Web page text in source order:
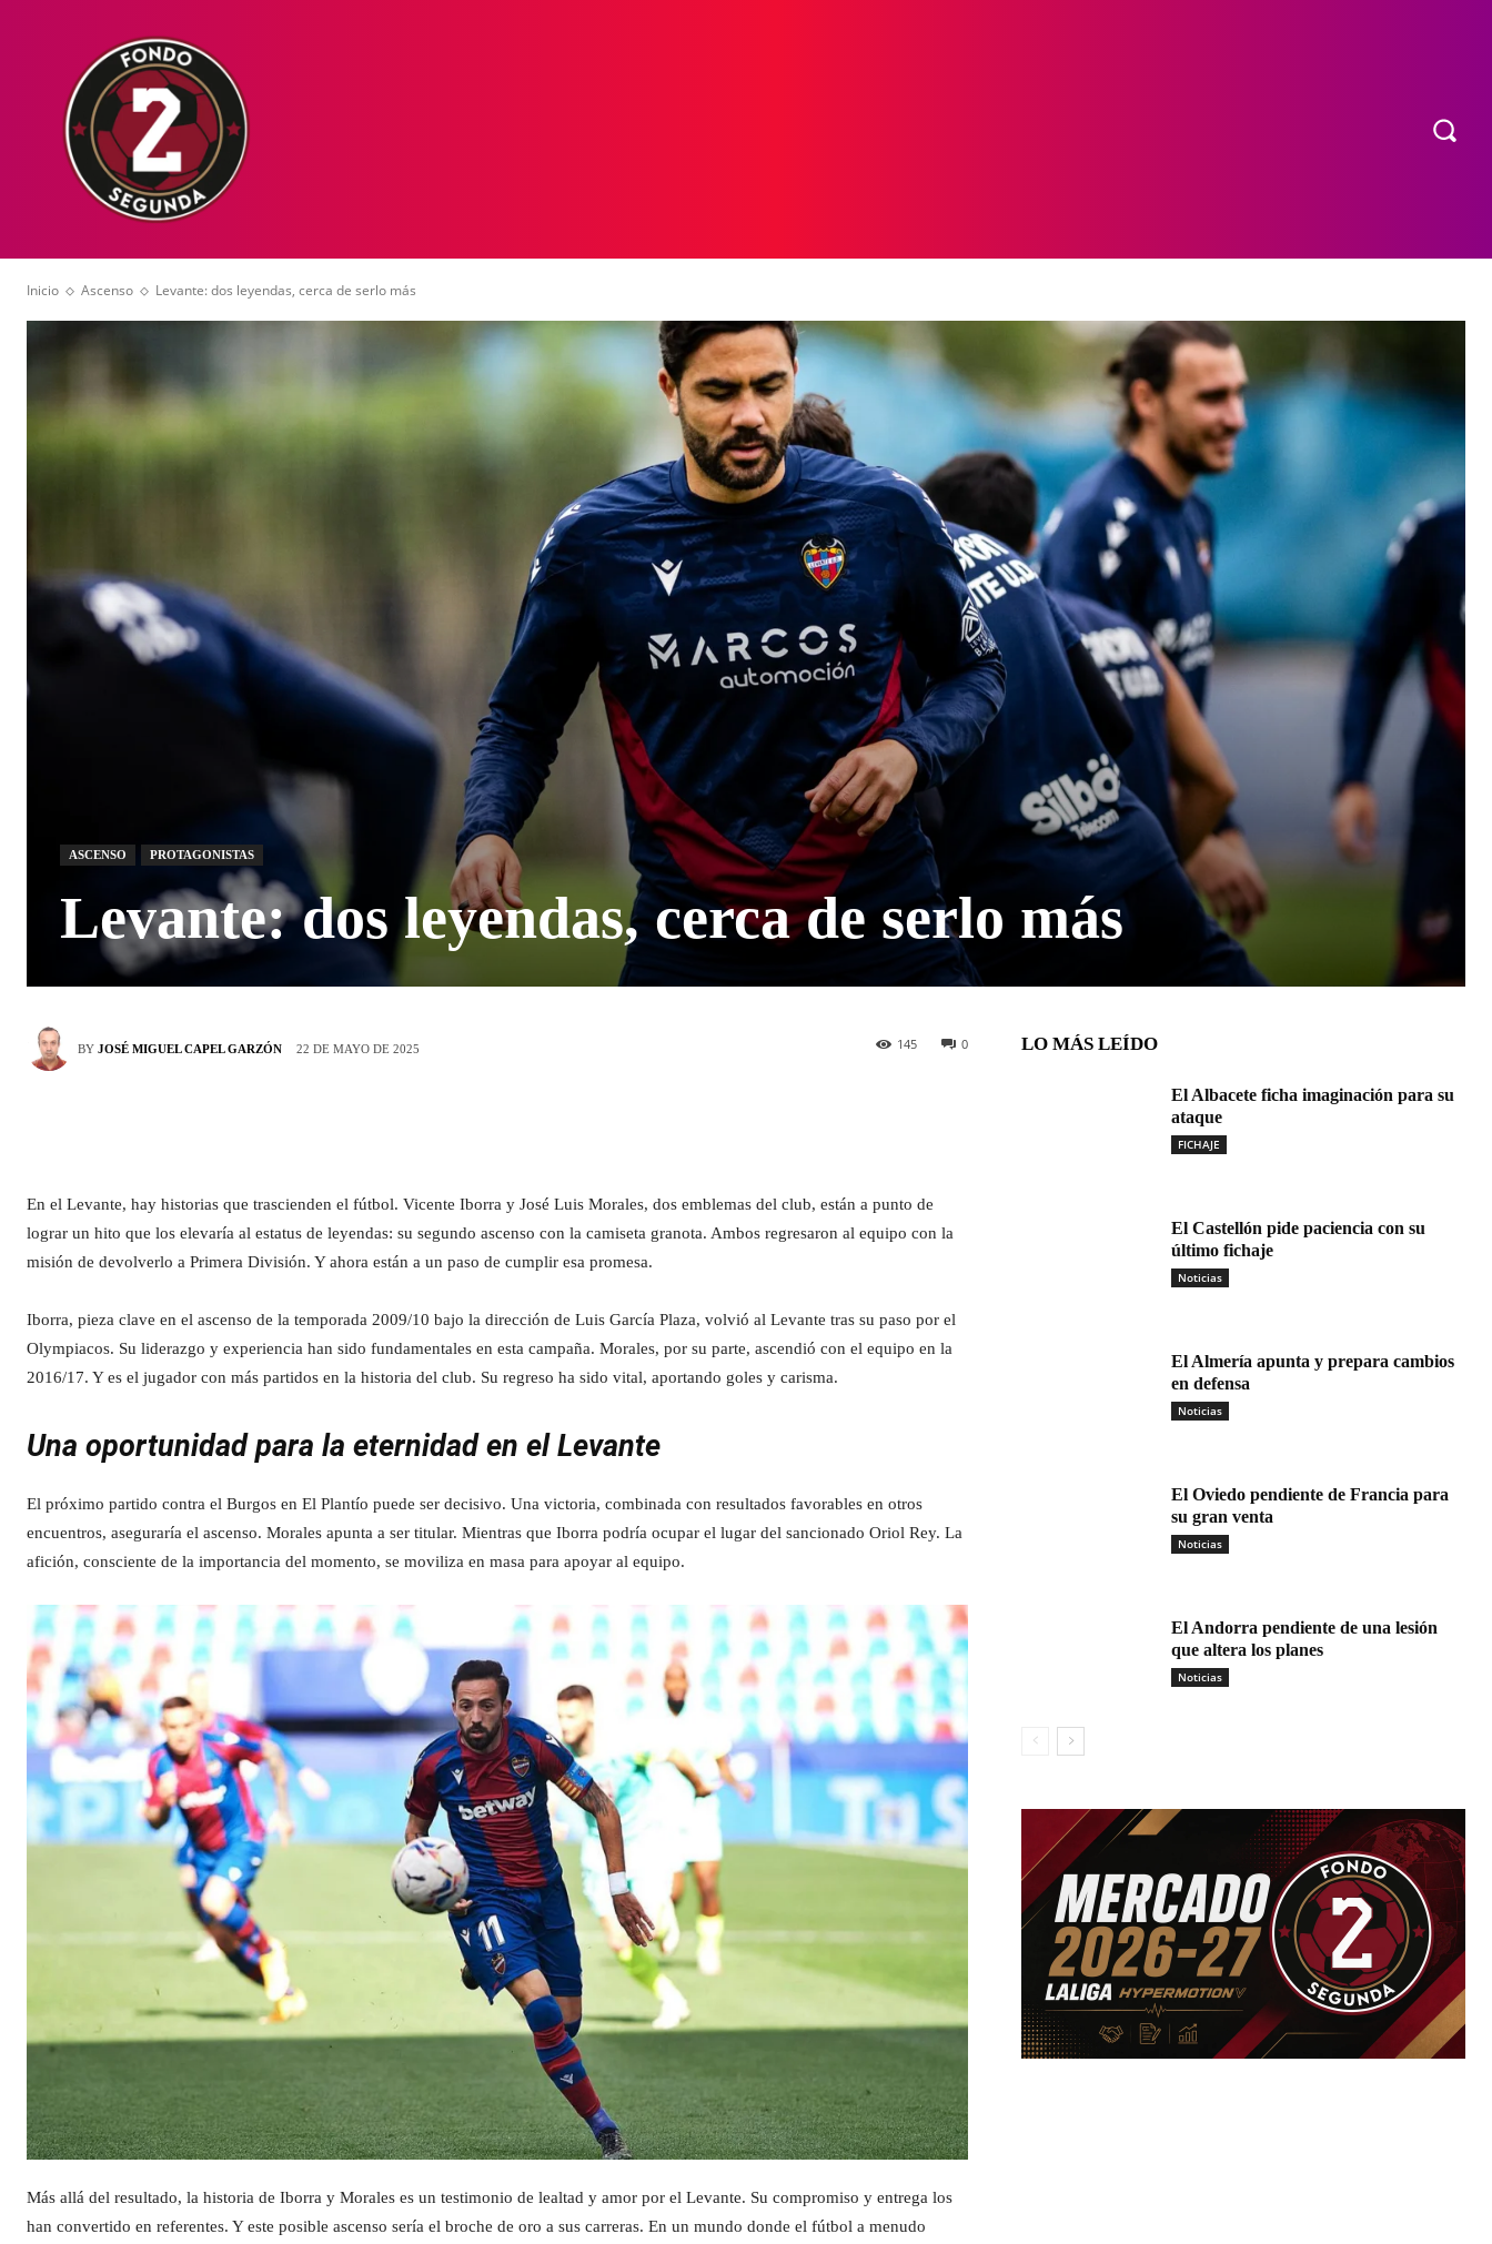
Inicio Ascenso Levante: dos leyendas, cerca de serlo más
ASCENSO PROTAGONISTAS
Levante: dos leyendas, cerca de serlo más
BY JOSÉ MIGUEL CAPEL GARZÓN 22 DE MAYO DE 2025 0
145
En el Levante, hay historias que trascienden el fútbol. Vicente Iborra y José Luis Morales, dos emblemas del club, están a punto de
lograr un hito que los elevaría al estatus de leyendas: su segundo ascenso con la camiseta granota. Ambos regresaron al equipo con la
misión de devolverlo a Primera División. Y ahora están a un paso de cumplir esa promesa.
Iborra, pieza clave en el ascenso de la temporada 2009/10 bajo la dirección de Luis García Plaza, volvió al Levante tras su paso por el
Olympiacos. Su liderazgo y experiencia han sido fundamentales en esta campaña. Morales, por su parte, ascendió con el equipo en la
2016/17. Y es el jugador con más partidos en la historia del club. Su regreso ha sido vital, aportando goles y carisma.
Una oportunidad para la eternidad en el Levante
El próximo partido contra el Burgos en El Plantío puede ser decisivo. Una victoria, combinada con resultados favorables en otros
encuentros, aseguraría el ascenso. Morales apunta a ser titular. Mientras que Iborra podría ocupar el lugar del sancionado Oriol Rey. La
afición, consciente de la importancia del momento, se moviliza en masa para apoyar al equipo.
Más allá del resultado, la historia de Iborra y Morales es un testimonio de lealtad y amor por el Levante. Su compromiso y entrega los
han convertido en referentes. Y este posible ascenso sería el broche de oro a sus carreras. En un mundo donde el fútbol a menudo
LO MÁS LEÍDO
El Albacete ficha imaginación para su
ataque
FICHAJE
El Castellón pide paciencia con su
último fichaje
Noticias
El Almería apunta y prepara cambios
en defensa
Noticias
El Oviedo pendiente de Francia para
su gran venta
Noticias
El Andorra pendiente de una lesión
que altera los planes
Noticias